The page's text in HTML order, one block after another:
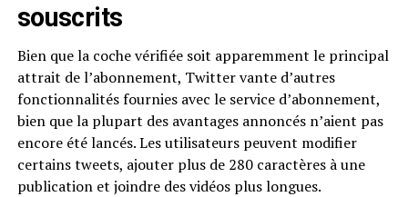
souscrits
Bien que la coche vérifiée soit apparemment le principal
attrait de l’abonnement, Twitter vante d’autres
fonctionnalités fournies avec le service d’abonnement,
bien que la plupart des avantages annoncés n’aient pas
encore été lancés. Les utilisateurs peuvent modifier
certains tweets, ajouter plus de 280 caractères à une
publication et joindre des vidéos plus longues.